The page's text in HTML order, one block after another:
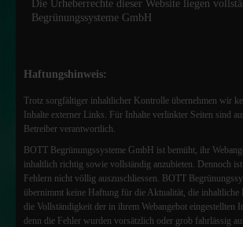
Die Urheberrechte dieser Website liegen
Begrünungssysteme GmbH
Haftungshinweis:
Trotz sorgfältiger inhaltlicher Kontrolle übernehmen wir
Inhalte externer Links. Für Inhalte verlinkter Seiten sind
Betreiber verantwortlich.
BOTT Begrünungssysteme GmbH ist bemüht, ihr
inhaltlich richtig sowie vollständig anzubieten. Dennoch
Fehlern nicht völlig auszuschliessen. BOTT
übernimmt keine Haftung für die Aktualität, die
die Vollständigkeit der in ihrem Webangebot eingestellten
denn die Fehler wurden vorsätzlich oder grob fahrlässig